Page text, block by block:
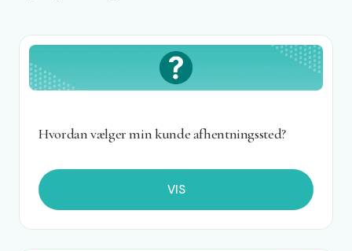
Hvordan vælger min kunde afhentningssted?
VIS